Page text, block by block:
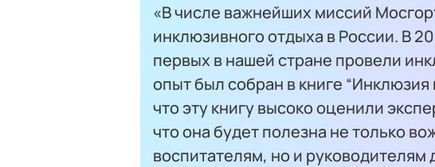
«В числе важнейших миссий
инклюзивного отдыха в России. В
первых в нашей стране провели
опыт был собран в книге
что эту книгу высоко оценили
что она будет полезна не только
воспитателям, но и руководителям